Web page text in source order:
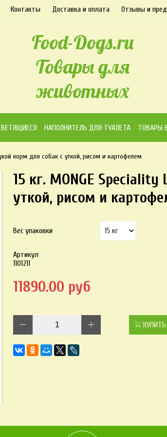
Контакты Доставка и оплата Отзывы и
Food-Dogs.ru
Товары для
животных
НАПОЛНИТЕЛЬ ДЛЯ ТУАЛЕТА ТОВАРЫ
корм для собак с уткой, рисом и картофелем
15 кг. MONGE
уткой, рисом и
Вес упаковки
Артикул
1101211
11890.00 руб
КУПИТЬ